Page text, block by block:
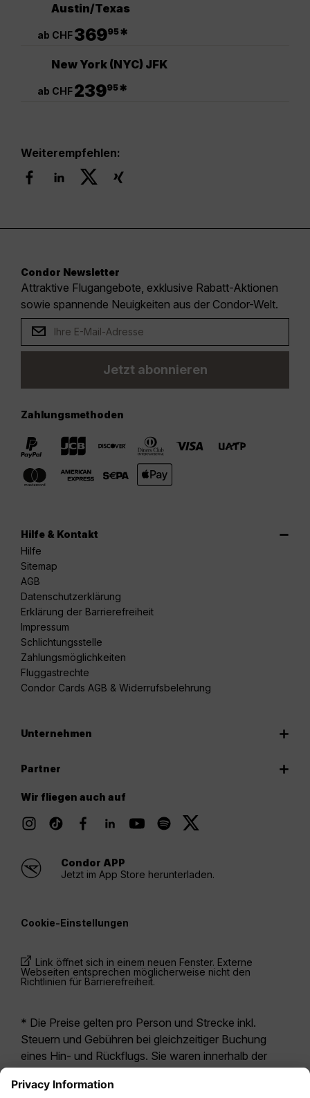
Austin/Texas
ab CHF36995*
New York (NYC) JFK
ab CHF23995*
Weiterempfehlen:
Condor Newsletter
Attraktive Flugangebote, exklusive Rabatt-Aktionen
sowie spannende Neuigkeiten aus der Condor-Welt.
Jetzt abonnieren
Zahlungsmethoden
Hilfe & Kontakt
Hilfe
Sitemap
AGB
Datenschutzerklärung
Erklärung der Barrierefreiheit
Impressum
Schlichtungsstelle
Zahlungsmöglichkeiten
Fluggastrechte
Condor Cards AGB & Widerrufsbelehrung
Unternehmen
Partner
Wir fliegen auch auf
Condor APP
Jetzt im App Store herunterladen.
Cookie-Einstellungen
Link öffnet sich in einem neuen Fenster. Externe
Webseiten entsprechen möglicherweise nicht den
Richtlinien für Barrierefreiheit.
* Die Preise gelten pro Person und Strecke inkl.
Steuern und Gebühren bei gleichzeitiger Buchung
eines Hin- und Rückflugs. Sie waren innerhalb der
möglicherweise nicht mehr aktuell. Bei den für die